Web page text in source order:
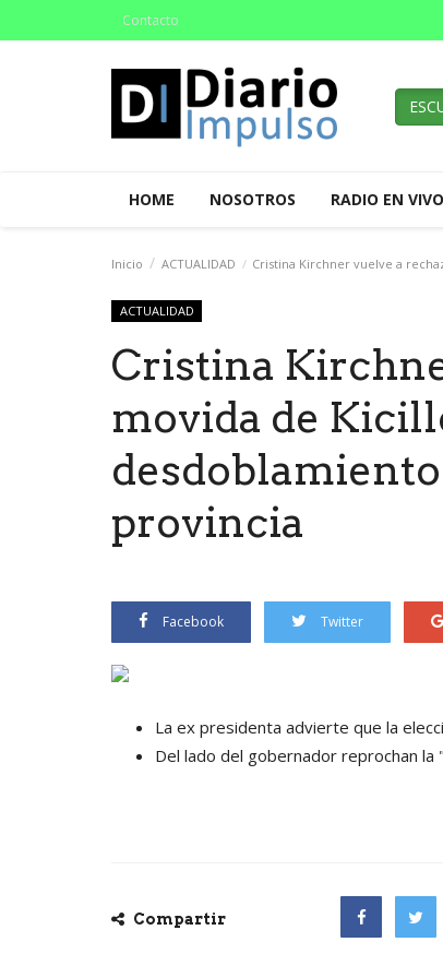
Contacto
HOME NOSOTROS RADIO EN VIVO
Inicio ACTUALIDAD Cristina Kirchner vuelve a
ACTUALIDAD
Cristina
movida de
provincia
Facebook Twitter
La ex presidenta advierte que la
Del lado del gobernador reprochan
Compartir